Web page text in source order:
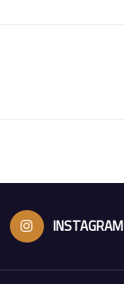
INSTAGRAM